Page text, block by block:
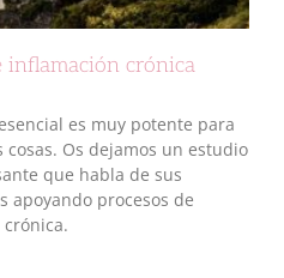
inflamación crónica
es muy potente para
cosas. Os dejamos un estudio
que habla de sus
apoyando procesos de